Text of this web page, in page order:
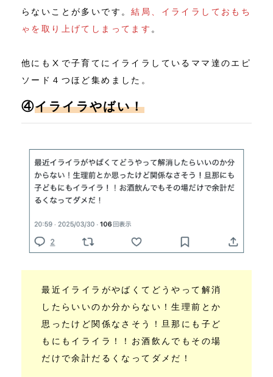
らないことが多いです。結局、イライラしておもち
ゃを取り上げてしまってます 。
他にもⅩで子育てにイライラしているママ達のエピ
ソード４つほど集めました。
④イライラやばい！
最近イライラがやばくてどうやって解消
したらいいのか分からない！生理前とか
思ったけど関係なさそう！旦那にも子ど
もにもイライラ！！お酒飲んでもその場
だけで余計だるくなってダメだ！